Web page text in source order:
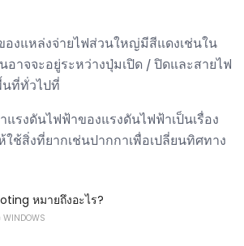
งแหล่งจ่ายไฟส่วนใหญ่มีสีแดงเช่นใน
าจจะอยู่ระหว่างปุ่มเปิด / ปิดและสายไฟ
นที่ทั่วไปที่
แรงดันไฟฟ้าของแรงดันไฟฟ้าเป็นเรื่อง
ใช้สิ่งที่ยากเช่นปากกาเพื่อเปลี่ยนทิศทาง
หมายถึงอะไร?
WINDOWS